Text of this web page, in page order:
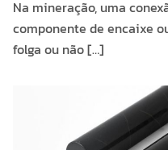
Na mineração, uma
componente de encaixe
folga ou não […]